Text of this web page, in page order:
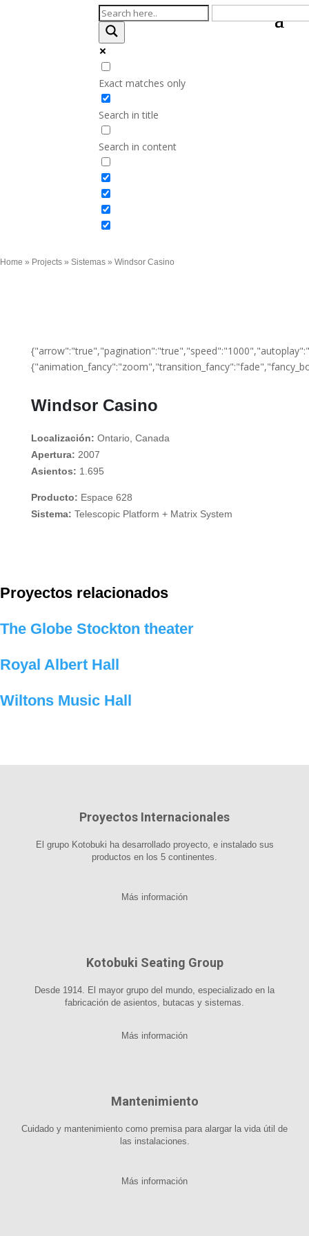
Exact matches only
Search in title
Search in content
Home » Projects » Sistemas » Windsor Casino
Windsor Casino
Localización: Ontario, Canada
Apertura: 2007
Asientos: 1.695
Producto: Espace 628
Sistema: Telescopic Platform + Matrix System
Proyectos relacionados
The Globe Stockton theater
Royal Albert Hall
Wiltons Music Hall
Proyectos Internacionales
El grupo Kotobuki ha desarrollado proyecto, e instalado sus
productos en los 5 continentes.
Más información
Kotobuki Seating Group
Desde 1914. El mayor grupo del mundo, especializado en la
fabricación de asientos, butacas y sistemas.
Más información
Mantenimiento
Cuidado y mantenimiento como premisa para alargar la vida útil de
las instalaciones.
Más información